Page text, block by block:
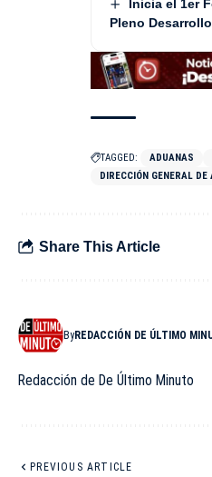
Inicia el 1er
Pleno
TAGGED: ADUANAS
DIRECCIÓN GENERAL DE
Share This Article
ByREDACCIÓN DE ÚLTIMO
Redacción de De Último Minuto
PREVIOUS ARTICLE